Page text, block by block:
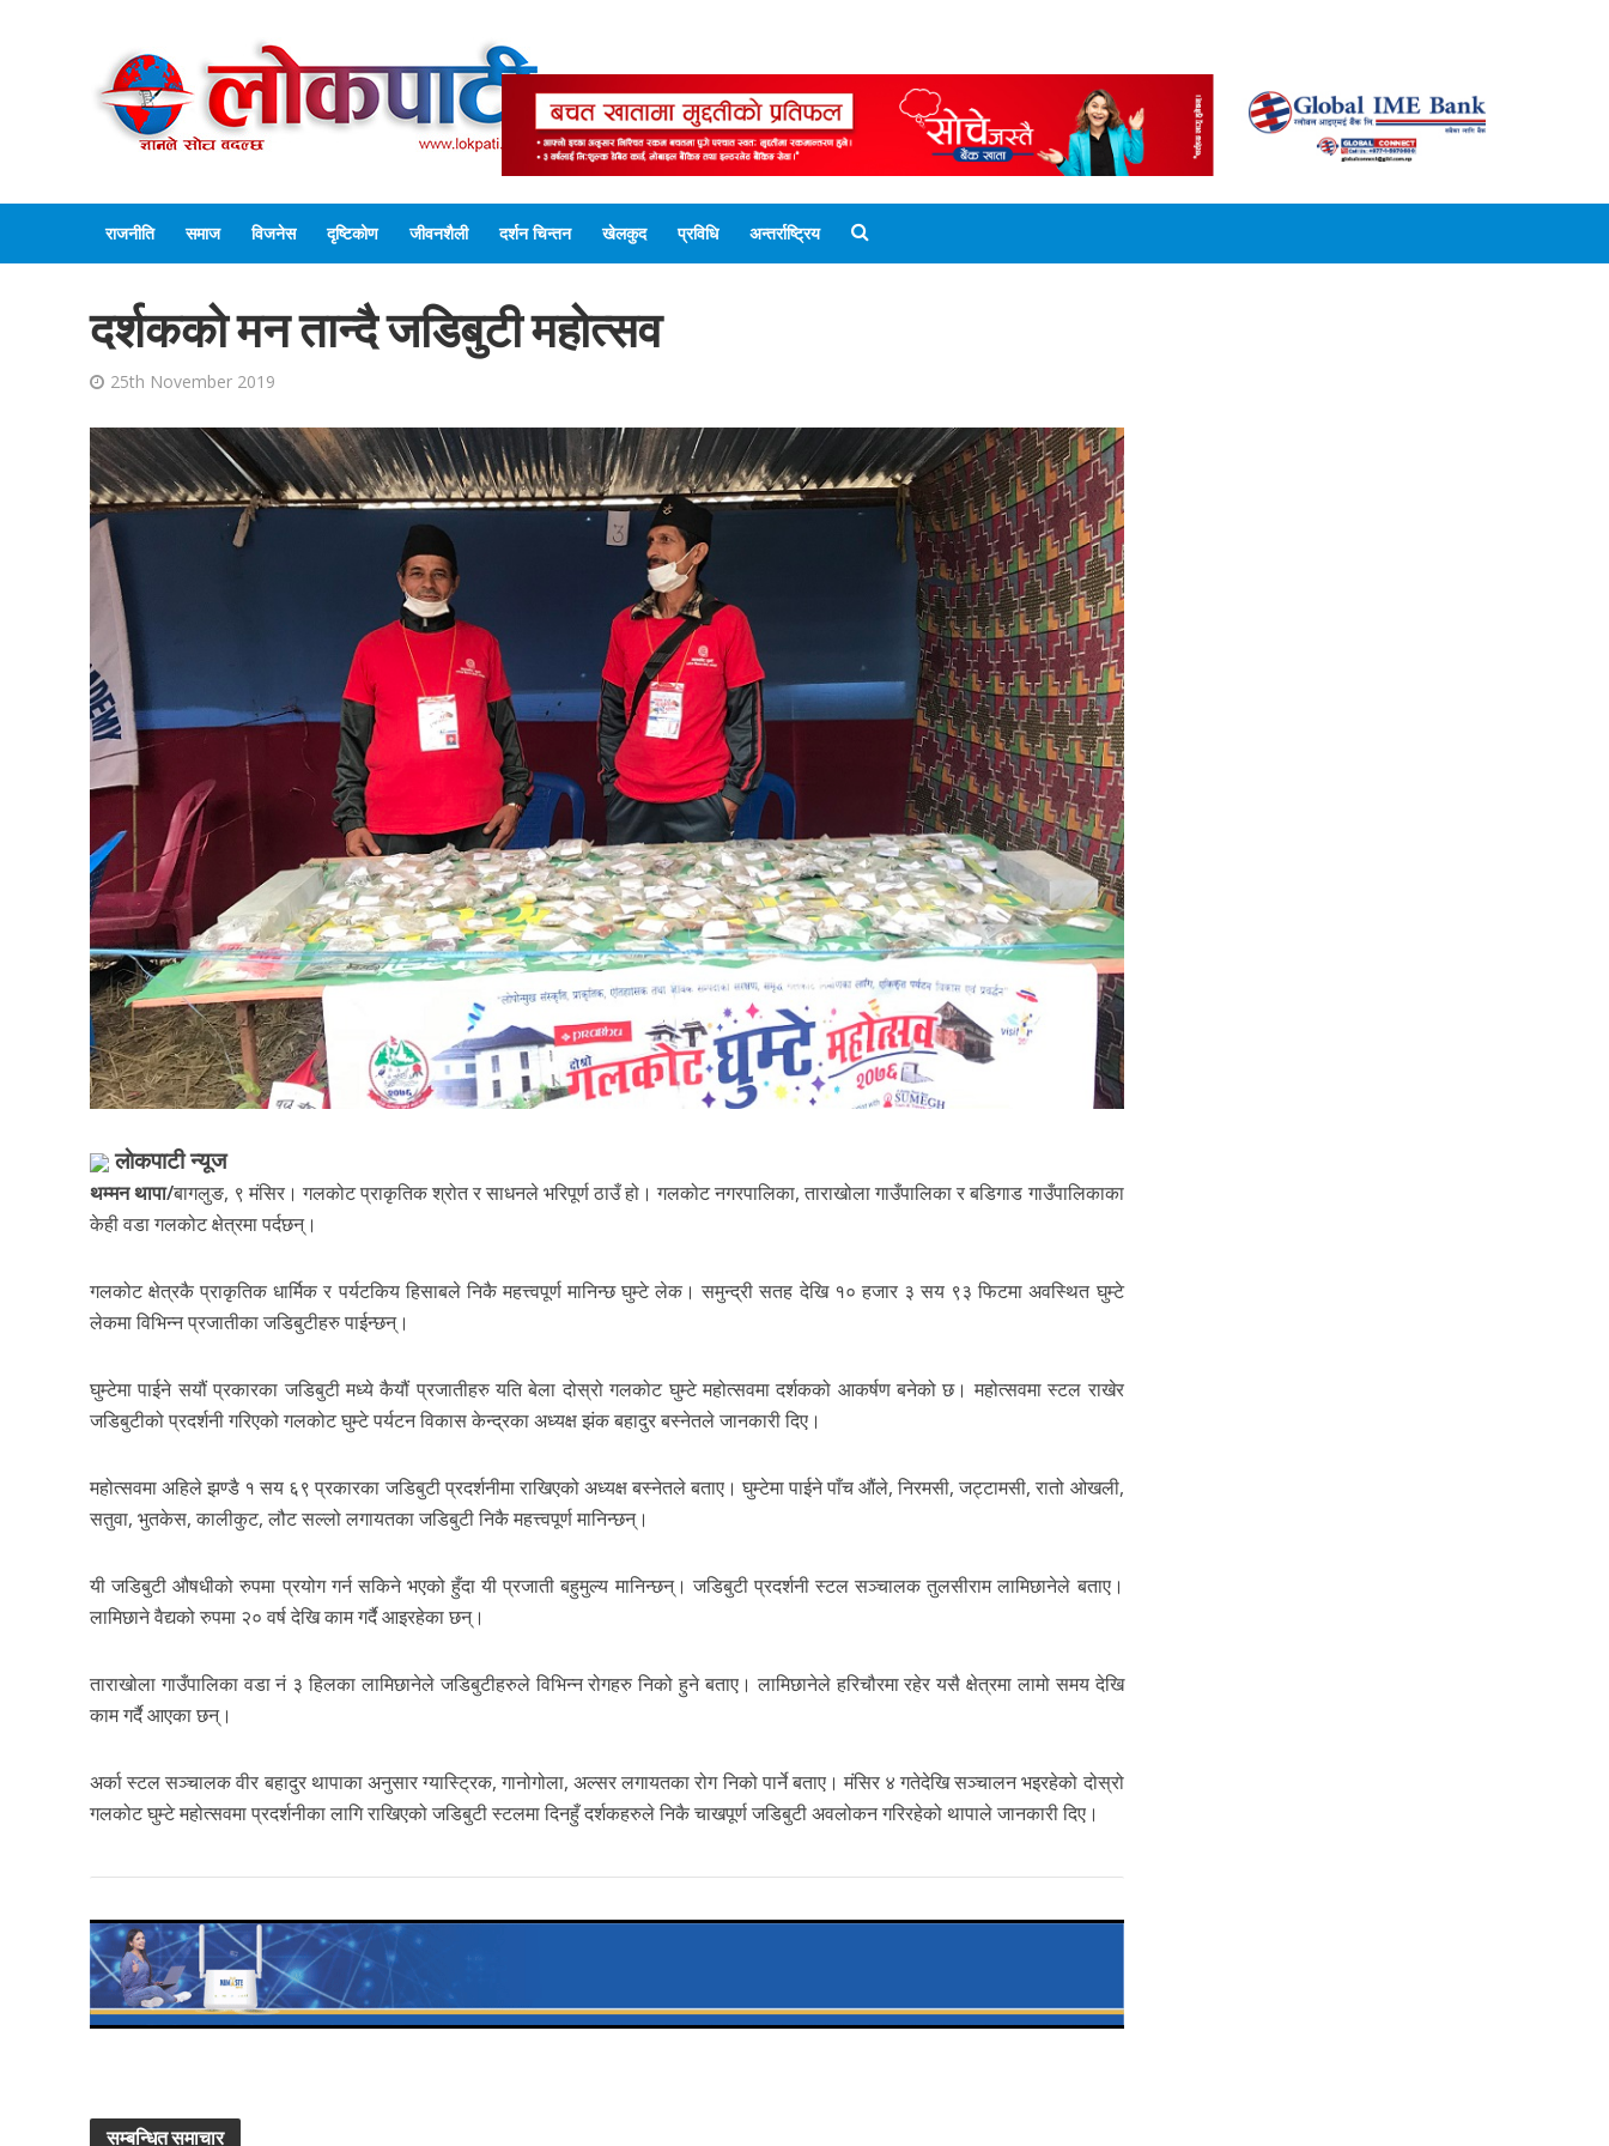
राजनीति समाज विजनेस दृष्टिकोण जीवनशैली दर्शन चिन्तन खेलकुद प्रविधि अन्तर्राष्ट्रिय
दर्शकको मन तान्दै जडिबुटी महोत्सव
25th November 2019
लाेकपाटी न्यूज
थम्मन थापा/बागलुङ, ९ मंसिर। गलकोट प्राकृतिक श्रोत र साधनले भरिपूर्ण ठाउँ हो। गलकोट नगरपालिका, ताराखोला गाउँपालिका र बडिगाड गाउँपालिकाका
केही वडा गलकोट क्षेत्रमा पर्दछन्।
गलकोट क्षेत्रकै प्राकृतिक धार्मिक र पर्यटकिय हिसाबले निकै महत्त्वपूर्ण मानिन्छ घुम्टे लेक। समुन्द्री सतह देखि १० हजार ३ सय ९३ फिटमा अवस्थित घुम्टे
लेकमा विभिन्न प्रजातीका जडिबुटीहरु पाईन्छन्।
घुम्टेमा पाईने सयौं प्रकारका जडिबुटी मध्ये कैयौं प्रजातीहरु यति बेला दोस्रो गलकोट घुम्टे महोत्सवमा दर्शकको आकर्षण बनेको छ। महोत्सवमा स्टल राखेर
जडिबुटीको प्रदर्शनी गरिएको गलकोट घुम्टे पर्यटन विकास केन्द्रका अध्यक्ष झंक बहादुर बस्नेतले जानकारी दिए।
महोत्सवमा अहिले झण्डै १ सय ६९ प्रकारका जडिबुटी प्रदर्शनीमा राखिएको अध्यक्ष बस्नेतले बताए। घुम्टेमा पाईने पाँच औंले, निरमसी, जट्टामसी, रातो ओखली,
सतुवा, भुतकेस, कालीकुट, लौट सल्लो लगायतका जडिबुटी निकै महत्त्वपूर्ण मानिन्छन्।
यी जडिबुटी औषधीको रुपमा प्रयोग गर्न सकिने भएको हुँदा यी प्रजाती बहुमुल्य मानिन्छन्। जडिबुटी प्रदर्शनी स्टल सञ्चालक तुलसीराम लामिछानेले बताए।
लामिछाने वैद्यको रुपमा २० वर्ष देखि काम गर्दै आइरहेका छन्।
ताराखोला गाउँपालिका वडा नं ३ हिलका लामिछानेले जडिबुटीहरुले विभिन्न रोगहरु निको हुने बताए। लामिछानेले हरिचौरमा रहेर यसै क्षेत्रमा लामो समय देखि
काम गर्दै आएका छन्।
अर्का स्टल सञ्चालक वीर बहादुर थापाका अनुसार ग्यास्ट्रिक, गानोगोला, अल्सर लगायतका रोग निको पार्ने बताए। मंसिर ४ गतेदेखि सञ्चालन भइरहेको दोस्रो
गलकोट घुम्टे महोत्सवमा प्रदर्शनीका लागि राखिएको जडिबुटी स्टलमा दिनहुँ दर्शकहरुले निकै चाखपूर्ण जडिबुटी अवलोकन गरिरहेको थापाले जानकारी दिए।
सम्बन्धित समाचार